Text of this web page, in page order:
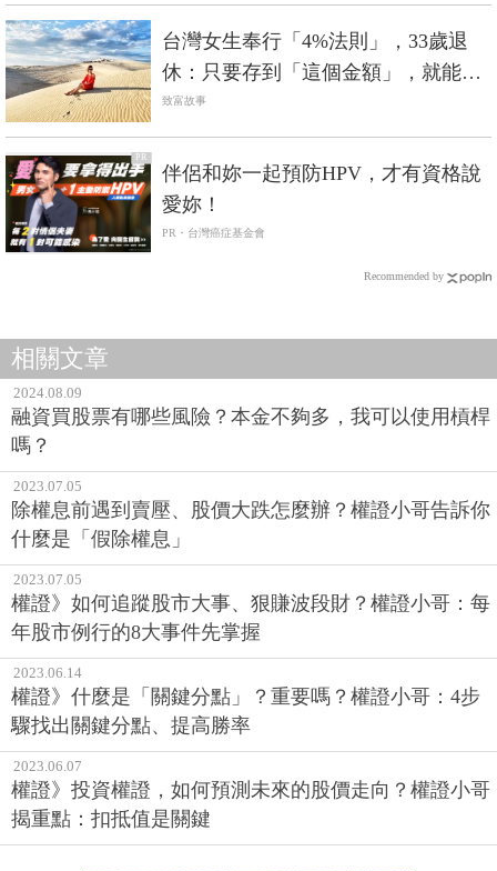
台灣女生奉行「4%法則」，33歲退
休：只要存到「這個金額」，就能財
務自由
致富故事
PR
伴侶和妳一起預防HPV，才有資格說
愛妳！
PR・台灣癌症基金會
Recommended by
相關文章
2024.08.09
融資買股票有哪些風險？本金不夠多，我可以使用槓桿
嗎？
2023.07.05
除權息前遇到賣壓、股價大跌怎麼辦？權證小哥告訴你
什麼是「假除權息」
2023.07.05
權證》如何追蹤股市大事、狠賺波段財？權證小哥：每
年股市例行的8大事件先掌握
2023.06.14
權證》什麼是「關鍵分點」？重要嗎？權證小哥：4步
驟找出關鍵分點、提高勝率
2023.06.07
權證》投資權證，如何預測未來的股價走向？權證小哥
揭重點：扣抵值是關鍵